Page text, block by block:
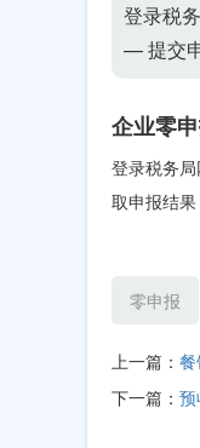
登录税
— 提交
企业零
登录税务
取申报结
零申报
上一篇：
下一篇：